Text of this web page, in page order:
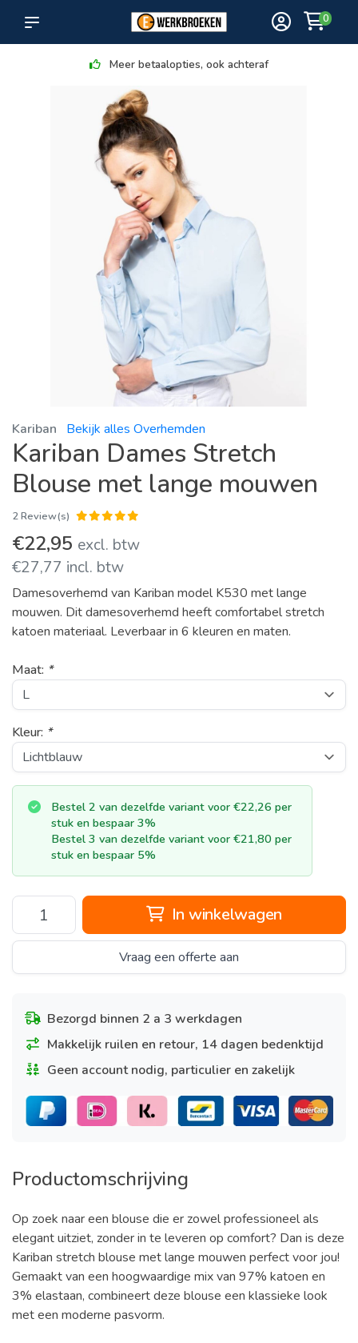
0
Meer betaalopties, ook achteraf
Kariban Bekijk alles Overhemden
Kariban Dames Stretch
Blouse met lange mouwen
2 Review(s)
€22,95 excl. btw
€27,77 incl. btw
Damesoverhemd van Kariban model K530 met lange
mouwen. Dit damesoverhemd heeft comfortabel stretch
katoen materiaal. Leverbaar in 6 kleuren en maten.
Maat: *
Kleur: *
Bestel 2 van dezelfde variant voor €22,26 per
stuk en bespaar 3%
Bestel 3 van dezelfde variant voor €21,80 per
stuk en bespaar 5%
In winkelwagen
Vraag een offerte aan
Bezorgd binnen 2 a 3 werkdagen
Makkelijk ruilen en retour, 14 dagen bedenktijd
Geen account nodig, particulier en zakelijk
Productomschrijving
Op zoek naar een blouse die er zowel professioneel als
elegant uitziet, zonder in te leveren op comfort? Dan is deze
Kariban stretch blouse met lange mouwen perfect voor jou!
Gemaakt van een hoogwaardige mix van 97% katoen en
3% elastaan, combineert deze blouse een klassieke look
met een moderne pasvorm.